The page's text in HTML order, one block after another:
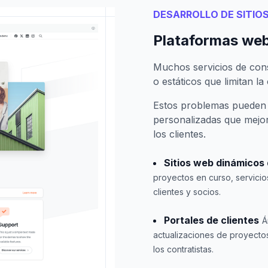
DESARROLLO DE
Plataformas
Muchos servicios de
o estáticos que limitan
Estos problemas
personalizadas que
los clientes.
Sitios web
proyectos en curso,
clientes y socios.
Portales de clientes
actualizaciones de
los contratistas.